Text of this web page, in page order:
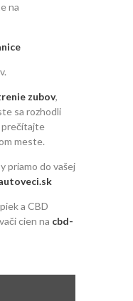
na
zubov,
sa rozhodli
prečítajte
meste.
priamo do vašej
a CBD
cien na cbd-